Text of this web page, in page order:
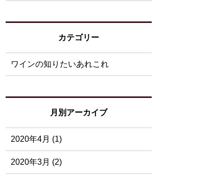
カテゴリー
ワインの知りたいあれこれ
月別アーカイブ
2020年4月 (1)
2020年3月 (2)